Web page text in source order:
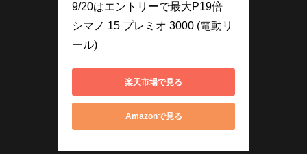
9/20はエントリーで最大P19倍
シマノ 15 プレミオ 3000 (電動リ
ール)
楽天市場で見る
Amazonで見る